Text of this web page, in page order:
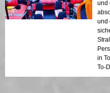
und
und
in
To-